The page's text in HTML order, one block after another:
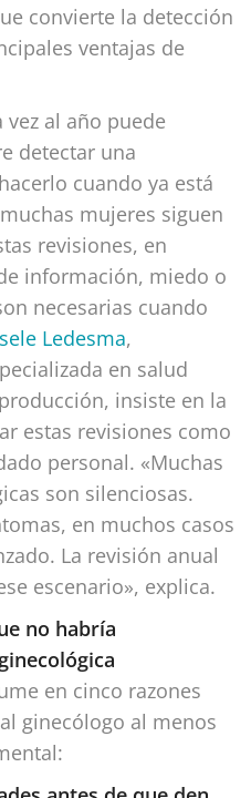
convierte la detección
ventajas de
al año puede
detectar una
cuando ya está
mujeres siguen
revisiones, en
información, miedo o
necesarias cuando
Ledesma,
en salud
insiste en la
estas revisiones como
personal. «Muchas
son silenciosas.
en muchos casos
La revisión anual
escenario», explica.
no habría
en cinco razones
ginecólogo al menos